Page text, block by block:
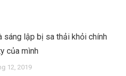
sáng lập bị sa thải khỏi chính
của mình
12, 2019